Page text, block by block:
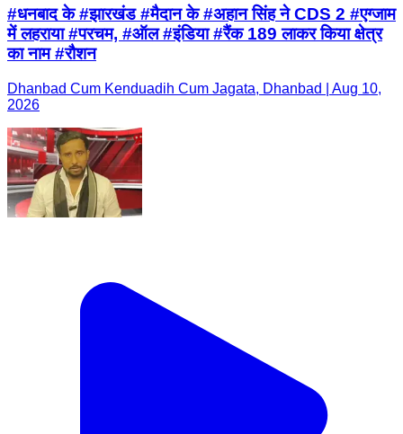
#धनबाद के #झारखंड #मैदान के #अहान सिंह ने CDS 2 #एग्जाम
में लहराया #परचम, #ऑल #इंडिया #रैंक 189 लाकर किया क्षेत्र
का नाम #रौशन
Dhanbad Cum Kenduadih Cum Jagata, Dhanbad | Aug 10,
2026